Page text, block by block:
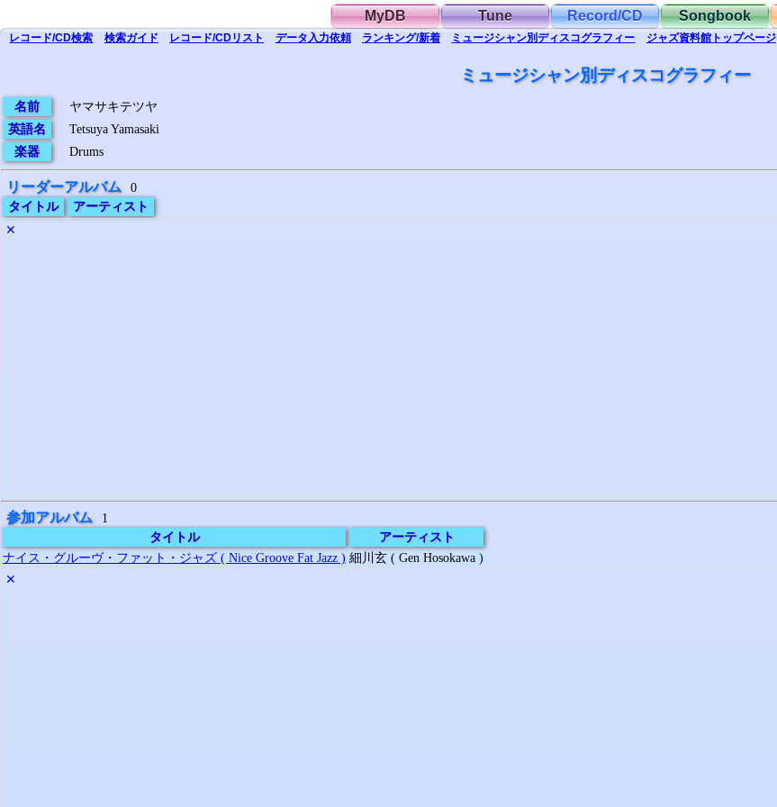
MyDB Tune Record/CD Songbook
レコード/CD検索 検索ガイド レコード/CDリスト データ入力依頼 ランキング/新着 ミュージシャン別ディスコグラフィー ジャズ資料館トップページ
ミュージシャン別ディスコグラフィー
名前
ヤマサキテツヤ
英語名
Tetsuya Yamasaki
楽器
Drums
リーダーアルバム
0
タイトル
アーティスト
✕
参加アルバム
1
タイトル
アーティスト
ナイス・グルーヴ・ファット・ジャズ ( Nice Groove Fat Jazz ) 細川玄 ( Gen Hosokawa )
✕